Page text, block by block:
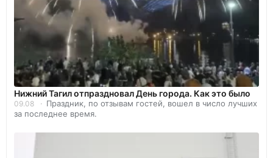
Нижний Тагил отпраздновал День города. Как это было
09.08
Праздник, по отзывам гостей, вошел в число лучших
за последнее время.